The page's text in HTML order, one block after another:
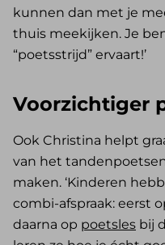
kunnen dan met je
thuis meekijken. Je
“poetsstrijd” ervaart!’
Voorzichtiger
Ook Christina helpt
van het
maken. ‘Kinderen
combi-afspraak: eerst
daarna op poetsles bij